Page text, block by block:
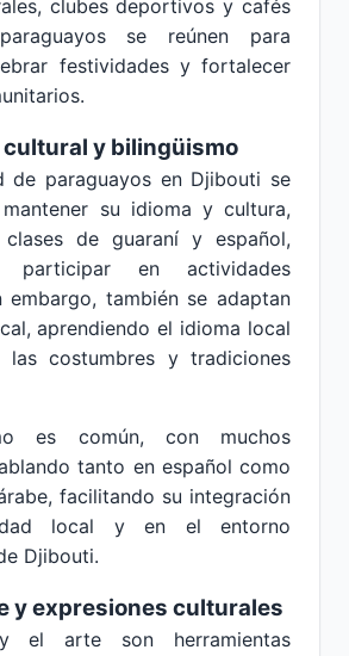
clubes deportivos y cafés
se reúnen para
festividades y fortalecer
y bilingüismo
de paraguayos en Djibouti se
su idioma y cultura,
clases de guaraní y español,
participar en actividades
embargo, también se adaptan
aprendiendo el idioma local
las costumbres y tradiciones
es común, con muchos
tanto en español como
facilitando su integración
local y en el entorno
Djibouti.
y expresiones culturales
el arte son herramientas